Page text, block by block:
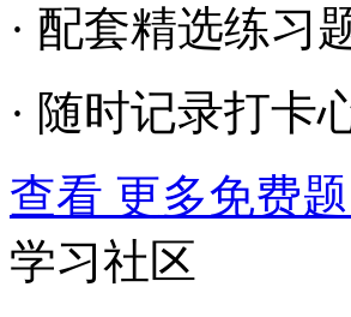
· 配套精选练习
· 随时记录打卡
查看 更多免费
学习社区